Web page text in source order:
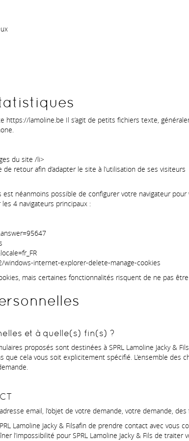
https://lamoline.be Il s’agit de petits fichiers texte,
du site /li>
retour afin d’adapter le site à l’utilisation de ses visiteurs
néanmoins possible de configurer votre navigateur
4 navigateurs principaux :
internet-explorer-delete-manage-cookies
mais certaines fonctionnalités risquent de ne pas
et à quelle(s) fin(s) ?
proposés sont destinées à SPRL Lamoline Jacky &
cela vous soit explicitement spécifié. L’ensemble des
email, l’objet de votre demande, votre demande,
Lamoline Jacky & Filsafin de prendre contact avec vous
l’impossibilité pour SPRL Lamoline Jacky & Fils de traiter